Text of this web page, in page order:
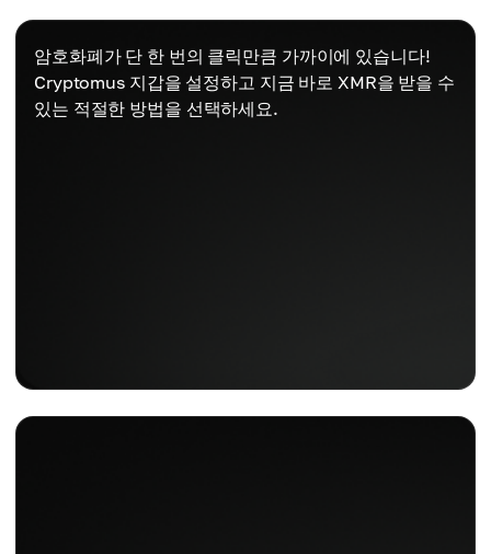
암호화폐가 단 한 번의 클릭만큼 가까이에 있습니다!
Cryptomus 지갑을 설정하고 지금 바로 XMR을 받을 수
있는 적절한 방법을 선택하세요.